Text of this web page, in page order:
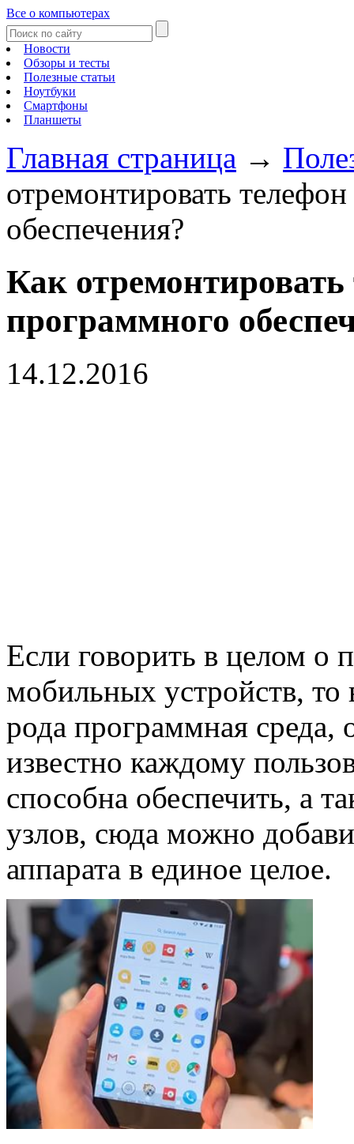
Все о компьютерах
Новости
Обзоры и тесты
Полезные статьи
Ноутбуки
Смартфоны
Планшеты
Главная страница →
отремонтировать
обеспечения?
Как отремонтировать
программного
14.12.2016
Если говорить в целом о
мобильных устройств, то
рода программная
известно каждому
способна обеспечить, а
узлов, сюда можно
аппарата в единое целое.